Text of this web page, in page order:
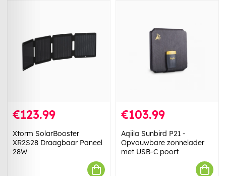
€123.99
Xtorm SolarBooster
XR2S28 Draagbaar Paneel
28W
€103.99
Aqiila Sunbird P21 -
Opvouwbare zonnelader
met USB-C poort